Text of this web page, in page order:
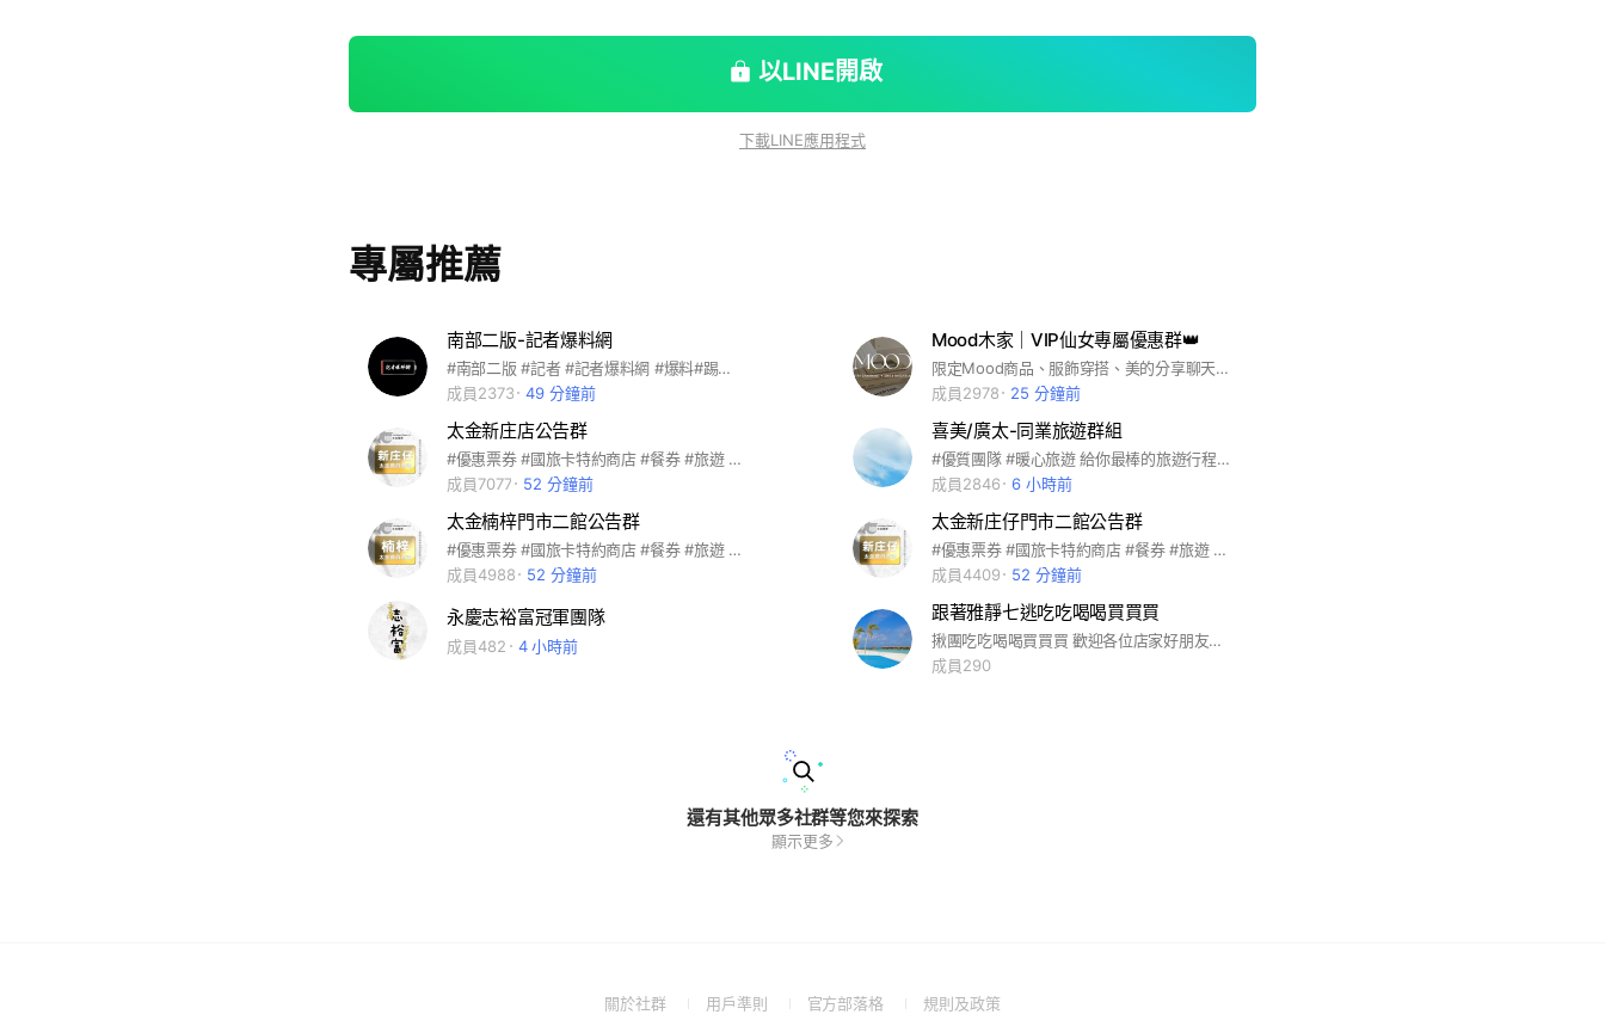
客製#歐洲#極光#遊輪#河倫#美國#美東#旅遊#帝穗國際旅行社
以LINE開啟
下載LINE應用程式
專屬推薦
南部二版-記者爆料網
#南部二版 #記者 #記者爆料網 #爆料#踢爆#新聞投訴
成員2373
49 分鐘前
Mood木家｜VIP仙女專屬優惠群👑
限定Mood商品、服飾穿搭、美的分享聊天區
成員2978
25 分鐘前
太金新庄店公告群
#優惠票券 #國旅卡特約商店 #餐券 #旅遊 #全台美食 #王品系列 #萬豪酒店 #饗食天堂 #海港系列 #吃喝玩樂 #住宿券 #各大樂園 #飯店 #連鎖餐飲 #家樂福禮券 #7-11商品卡 #離島旅遊 #國內旅遊 #機票 #船票 #小琉球 #團媽合作 #親子同樂 #電子券 #實體通路 #代訂房 #船票 #自由行 #客製化旅遊 #簽證 #KOL合作 #多元支付 #全球網卡 #即買即用 #團購 #公司行號 #職工福委 #員工聚餐 #自助餐 #福利
成員7077
52 分鐘前
喜美/廣太-同業旅遊群組
#優質團隊 #暖心旅遊 給你最棒的旅遊行程， 最優質的服務，合法登記設立的旅行社，給您最優質的保障。
成員2846
6 小時前
太金楠梓門市二館公告群
#優惠票券 #國旅卡特約商店 #餐券 #旅遊 #全台美食 #王品系列 #萬豪酒店 #饗食天堂 #海港系列 #吃喝玩樂 #住宿券 #各大樂園 #飯店 #連鎖餐飲 #家樂福禮券 #7-11商品卡 #離島旅遊 #國內旅遊 #機票 #船票 #小琉球 #團媽合作 #親子同樂 #電子券 #實體通路 #代訂房 #船票 #自由行 #客製化旅遊 #簽證 #KOL合作 #多元支付 #全球網卡 #即買即用 #團購 #公司行號 #職工福委 #員工聚餐 #自助餐 #福利
成員4988
52 分鐘前
太金新庄仔門市二館公告群
#優惠票券 #國旅卡特約商店 #餐券 #旅遊 #全台美食 #王品系列 #萬豪酒店 #饗食天堂 #海港系列 #吃喝玩樂 #住宿券 #各大樂園 #飯店 #連鎖餐飲 #家樂福禮券 #7-11商品卡 #離島旅遊 #國內旅遊 #機票 #船票 #小琉球 #團媽合作 #親子同樂 #電子券 #實體通路 #便宜 #國旅卡特約商店#代訂房 #船票 #自由行 #客製化旅遊 #簽證 #國內外機票 #KOL合作 #多元支付
成員4409
52 分鐘前
永慶志裕富冠軍團隊
成員482 4 小時前
跟著雅靜七逃吃吃喝喝買買買
揪團吃吃喝喝買買買 歡迎各位店家好朋友push自家產品 國內外離島散揪客製化行程通通有
成員290
還有其他眾多社群等您來探索
顯示更多
關於社群
(Open用戶準則
(Open官方部落格
(Open規則及政策(Open